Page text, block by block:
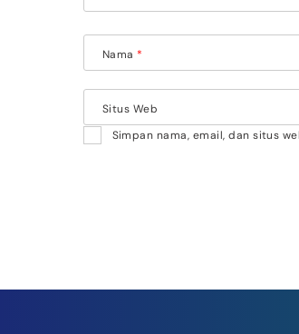
Nama *
Situs Web
Simpan nama, email, dan situs